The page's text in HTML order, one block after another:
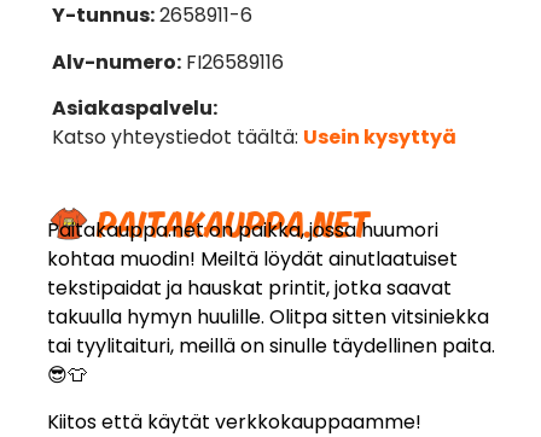
Paitakauppa.net on paikka, jossa huumori
kohtaa muodin! Meiltä löydät ainutlaatuiset
tekstipaidat ja hauskat printit, jotka saavat
takuulla hymyn huulille. Olitpa sitten vitsiniekka
tai tyylitaituri, meillä on sinulle täydellinen paita.
😎👕
Kiitos että käytät verkkokauppaamme!
Y-tunnus:2658911-6
Alv-numero:FI26589116
Asiakaspalvelu:
Katso yhteystiedot täältä: Usein kysyttyä